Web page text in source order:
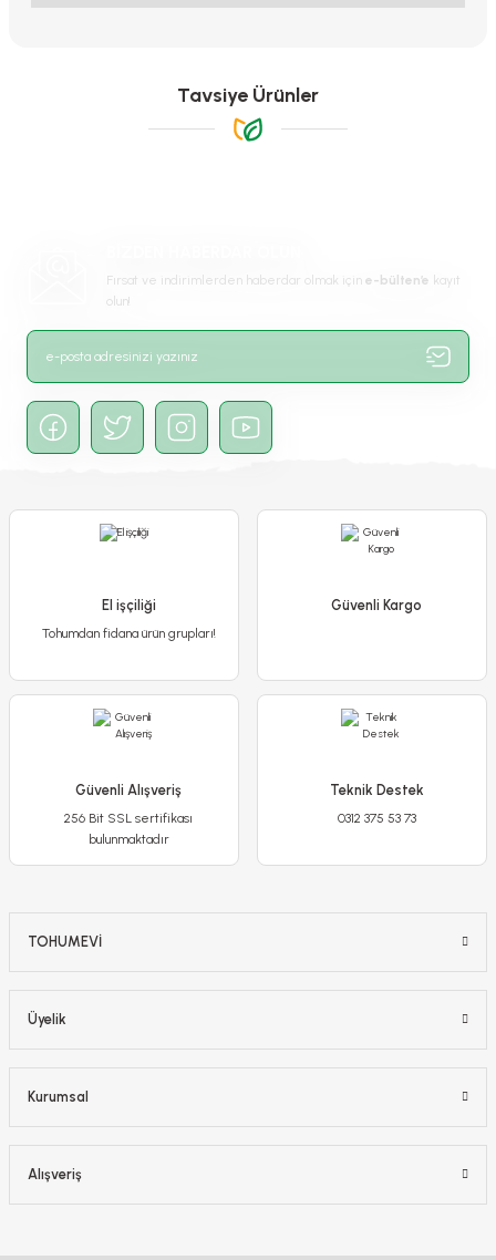
Ürün resmi kalitesiz, bozuk veya görüntülenemiyor.
Gönder
Tavsiye Ürünler
Amerikan Sarmaşık Fidanı - Beşparmak Sarmaşığı
Detaylı İncele
Hanımeli Sarmaşık Fidanı – Lonicera Japonica
Fırsat ve indirimlerden haberdar olmak için e-bülten’e kayıt
olun!
El işçiliği
Tohumdan fidana ürün grupları!
Güvenli Kargo
Güvenli Alışveriş
256 Bit SSL sertifikası
bulunmaktadır
Teknik Destek
0312 375 53 73
TOHUMEVİ
Üyelik
Kurumsal
Alışveriş